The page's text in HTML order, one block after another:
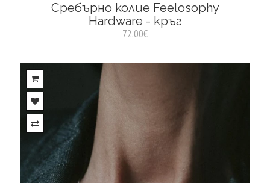
Сребърно колие Feelosophy
Hardware - кръг
72.00€